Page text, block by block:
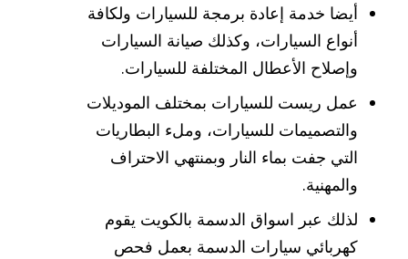
أيضا خدمة إعادة برمجة للسيارات ولكافة
أنواع السيارات، وكذلك صيانة السيارات
وإصلاح الأعطال المختلفة للسيارات.
عمل ريست للسيارات بمختلف الموديلات
والتصميمات للسيارات، وملء البطاريات
التي جفت بماء النار وبمنتهي الاحتراف
والمهنية.
لذلك عبر اسواق الدسمة بالكويت يقوم
كهربائي سيارات الدسمة بعمل فحص